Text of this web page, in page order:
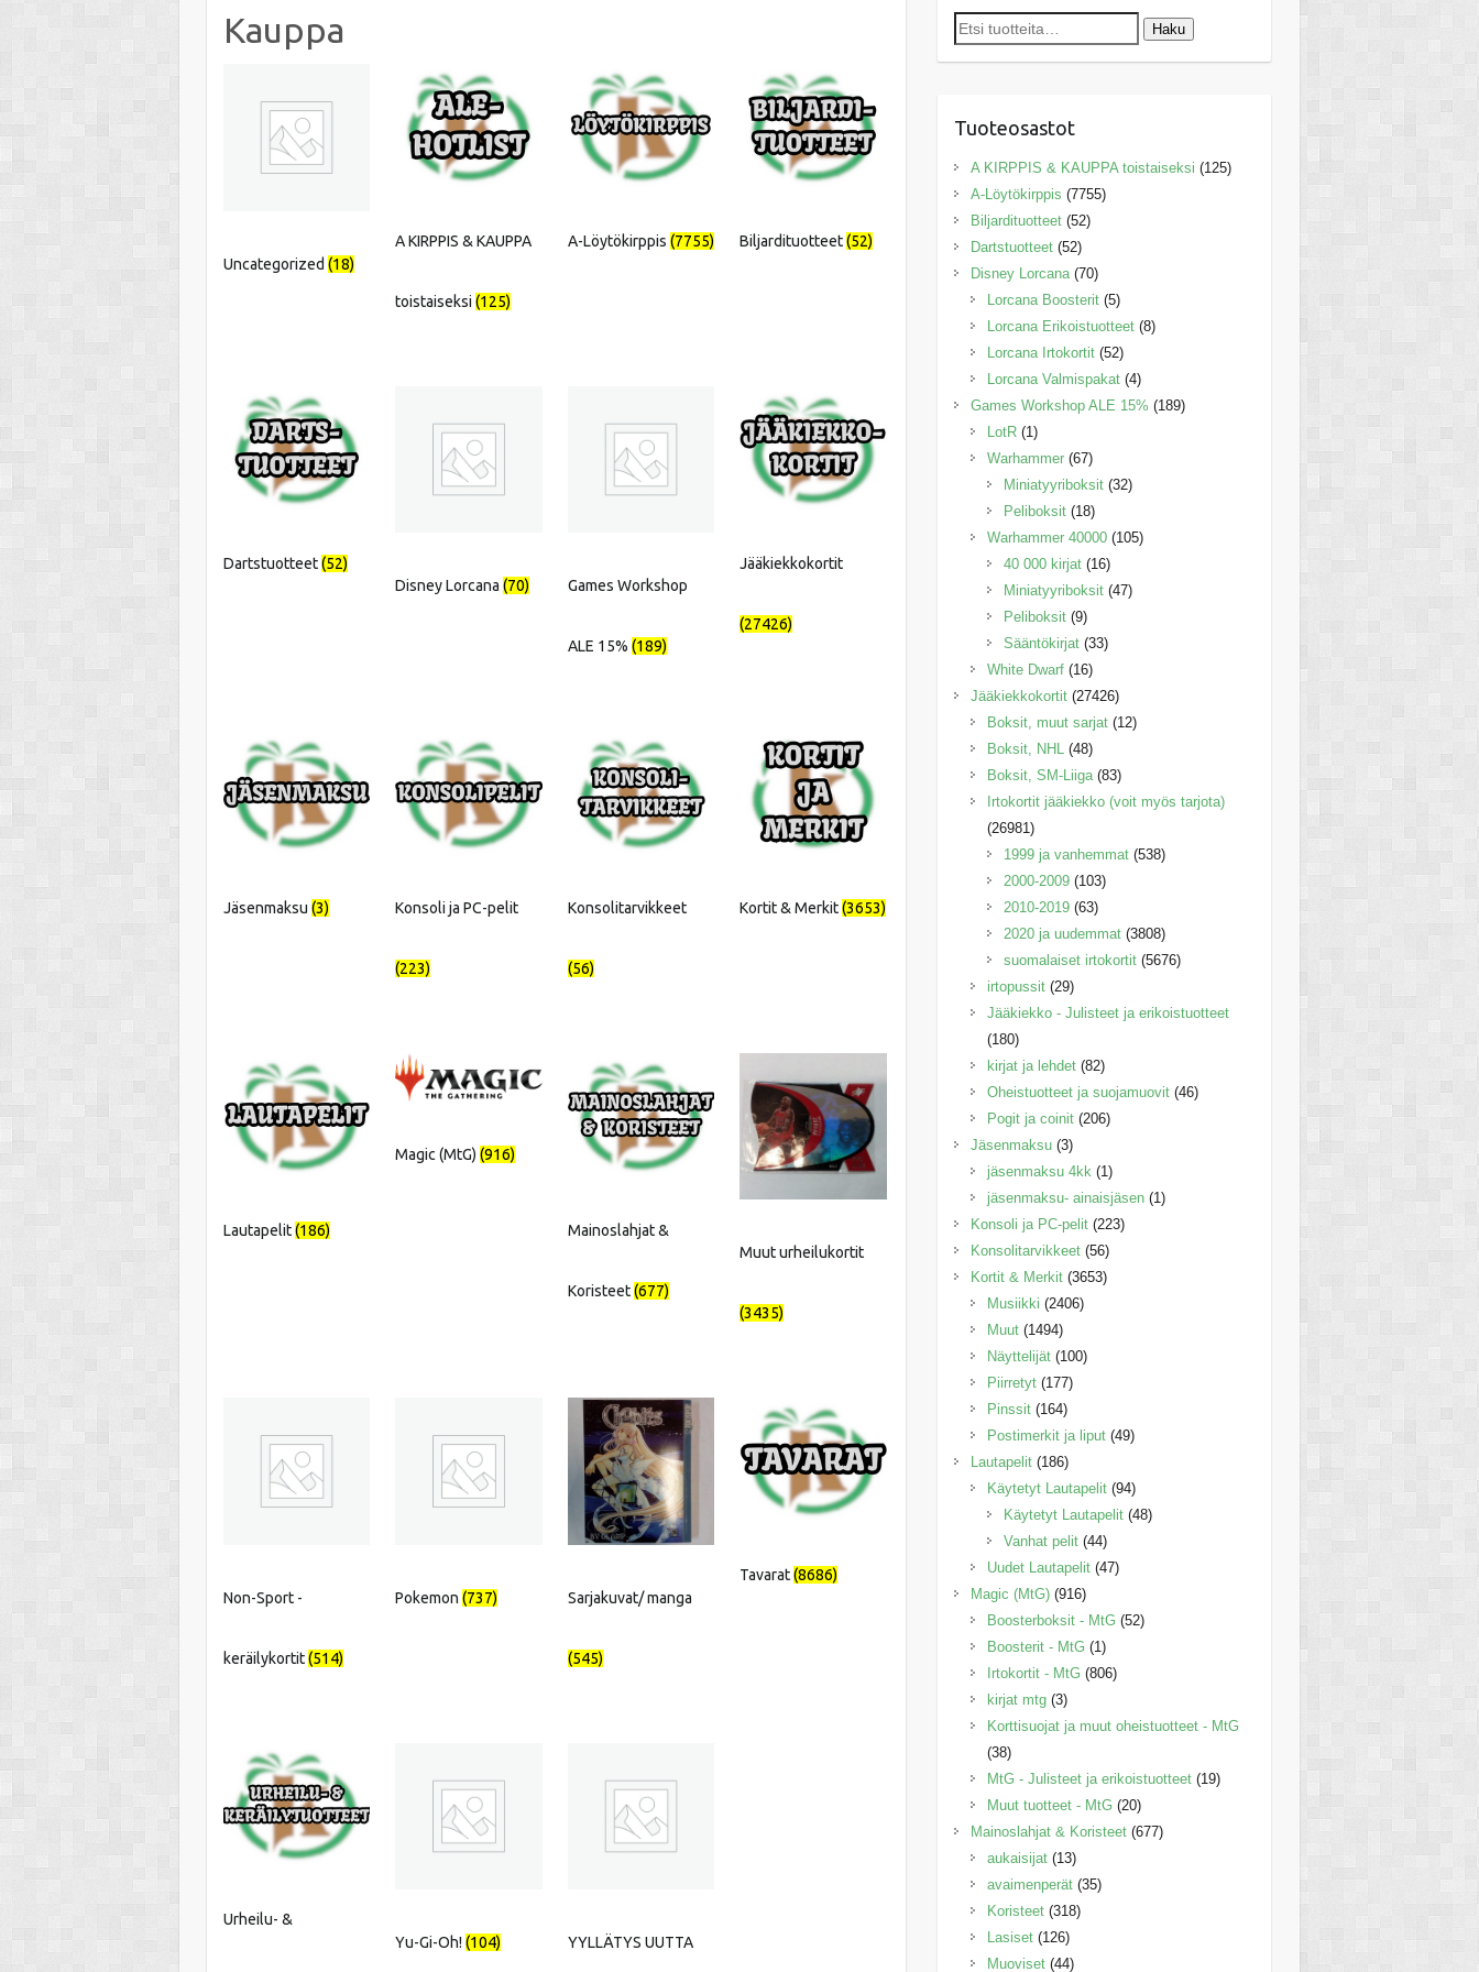
Kauppa
Uncategorized (18)
A KIRPPIS & KAUPPA
toistaiseksi(125)
A-Löytökirppis (7755) Biljardituotteet(52)
Dartstuotteet(52)
Disney Lorcana(70) Games Workshop
ALE 15% (189)
Jääkiekkokortit
(27426)
Jäsenmaksu (3) Konsoli ja PC-pelit
(223)
Konsolitarvikkeet
(56)
Kortit & Merkit(3653)
Lautapelit(186)
Magic (MtG)(916)
Mainoslahjat &
Koristeet(677)
Muut urheilukortit
(3435)
Non-Sport -
keräilykortit(514)
Pokemon(737) Sarjakuvat/ manga
(545)
Tavarat(8686)
Urheilu- &
Yu-Gi-Oh!(104) YYLLÄTYS UUTTA
Etsi: Haku
Tuoteosastot
A KIRPPIS & KAUPPA toistaiseksi (125)
A-Löytökirppis (7755)
Biljardituotteet (52)
Dartstuotteet (52)
Disney Lorcana (70)
Lorcana Boosterit (5)
Lorcana Erikoistuotteet (8)
Lorcana Irtokortit (52)
Lorcana Valmispakat (4)
Games Workshop ALE 15% (189)
LotR (1)
Warhammer (67)
Miniatyyriboksit (32)
Peliboksit (18)
Warhammer 40000 (105)
40 000 kirjat (16)
Miniatyyriboksit (47)
Peliboksit (9)
Sääntökirjat (33)
White Dwarf (16)
Jääkiekkokortit (27426)
Boksit, muut sarjat (12)
Boksit, NHL (48)
Boksit, SM-Liiga (83)
Irtokortit jääkiekko (voit myös tarjota)
(26981)
1999 ja vanhemmat (538)
2000-2009 (103)
2010-2019 (63)
2020 ja uudemmat (3808)
suomalaiset irtokortit (5676)
irtopussit (29)
Jääkiekko - Julisteet ja erikoistuotteet
(180)
kirjat ja lehdet (82)
Oheistuotteet ja suojamuovit (46)
Pogit ja coinit (206)
Jäsenmaksu (3)
jäsenmaksu 4kk (1)
jäsenmaksu- ainaisjäsen (1)
Konsoli ja PC-pelit (223)
Konsolitarvikkeet (56)
Kortit & Merkit (3653)
Musiikki (2406)
Muut (1494)
Näyttelijät (100)
Piirretyt (177)
Pinssit (164)
Postimerkit ja liput (49)
Lautapelit (186)
Käytetyt Lautapelit (94)
Käytetyt Lautapelit (48)
Vanhat pelit (44)
Uudet Lautapelit (47)
Magic (MtG) (916)
Boosterboksit - MtG (52)
Boosterit - MtG (1)
Irtokortit - MtG (806)
kirjat mtg (3)
Korttisuojat ja muut oheistuotteet - MtG
(38)
MtG - Julisteet ja erikoistuotteet (19)
Muut tuotteet - MtG (20)
Mainoslahjat & Koristeet (677)
aukaisijat (13)
avaimenperät (35)
Koristeet (318)
Lasiset (126)
Muoviset (44)